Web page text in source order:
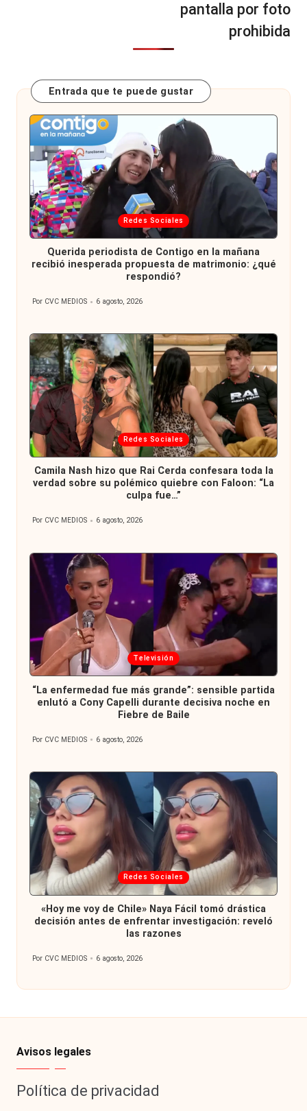
pantalla por foto
prohibida
Entrada que te puede gustar
Publicada
en
Redes Sociales
Querida periodista de Contigo en la mañana
recibió inesperada propuesta de matrimonio: ¿qué
respondió?
Publicado
Por CVC MEDIOS 6 agosto, 2026
Publicada
en
Redes Sociales
Camila Nash hizo que Rai Cerda confesara toda la
verdad sobre su polémico quiebre con Faloon: “La
culpa fue…”
Publicado
Por CVC MEDIOS 6 agosto, 2026
Publicada
en
Televisión
“La enfermedad fue más grande”: sensible partida
enlutó a Cony Capelli durante decisiva noche en
Fiebre de Baile
Publicado
Por CVC MEDIOS 6 agosto, 2026
Publicada
en
Redes Sociales
«Hoy me voy de Chile» Naya Fácil tomó drástica
decisión antes de enfrentar investigación: reveló
las razones
Publicado
Por CVC MEDIOS 6 agosto, 2026
Avisos legales
Política de privacidad